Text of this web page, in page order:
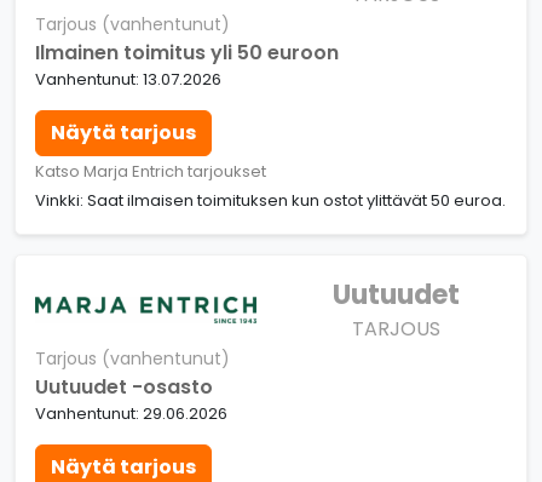
Tarjous (vanhentunut)
Ilmainen toimitus yli 50 euroon
Vanhentunut: 13.07.2026
Näytä tarjous
Katso Marja Entrich tarjoukset
Vinkki: Saat ilmaisen toimituksen kun ostot ylittävät 50 euroa.
Uutuudet
TARJOUS
Tarjous (vanhentunut)
Uutuudet -osasto
Vanhentunut: 29.06.2026
Näytä tarjous